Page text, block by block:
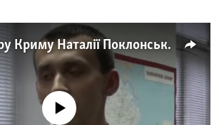
Екс-прокурору Криму Наталії Поклонській загрожує до 15 років позбавлення волі – ГПУ
source currently available